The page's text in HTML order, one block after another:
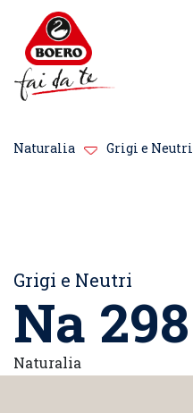
Naturalia Grigi e Neutri
Grigi e Neutri
Na 298
Naturalia